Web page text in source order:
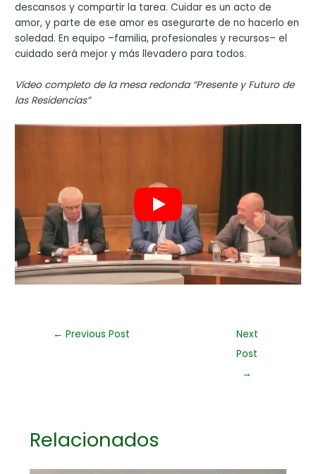
descansos y compartir la tarea. Cuidar es un acto de
amor, y parte de ese amor es asegurarte de no hacerlo en
soledad. En equipo –familia, profesionales y recursos– el
cuidado será mejor y más llevadero para todos.
Vídeo completo de la mesa redonda “Presente y Futuro de
las Residencias”
← Previous Post
Next
Post
→
Relacionados